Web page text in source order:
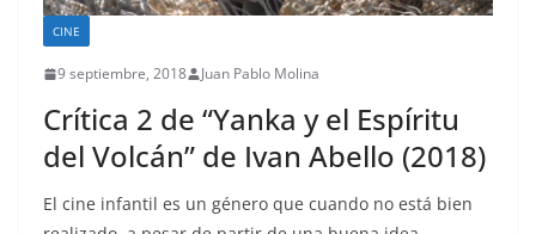
CINE
9 septiembre, 2018 Juan Pablo Molina
Crítica 2 de “Yanka y el Espíritu
del Volcán” de Ivan Abello (2018)
El cine infantil es un género que cuando no está bien